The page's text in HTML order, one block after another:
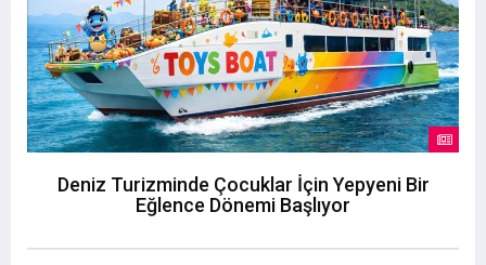
Deniz Turizminde Çocuklar İçin Yepyeni Bir
Eğlence Dönemi Başlıyor